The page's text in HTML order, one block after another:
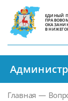
ЕДИНЫЙ
В
Главная —